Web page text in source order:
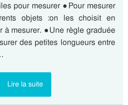
pour mesurer ●Pour mesurer
objets :on les choisit en
à mesurer. ●Une règle graduée
des petites longueurs entre
Lire la suite